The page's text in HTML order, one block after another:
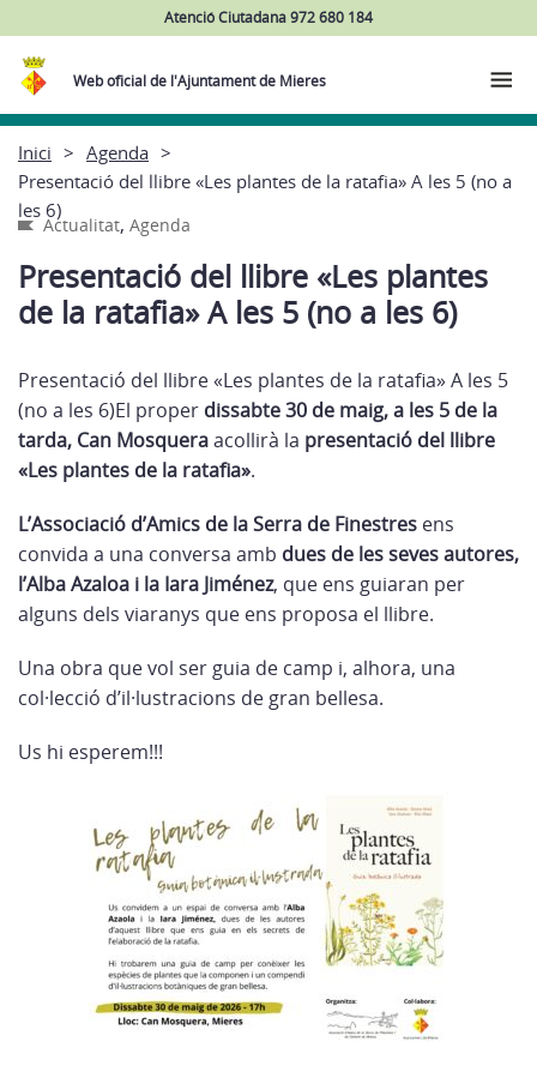
Atenció Ciutadana 972 680 184
Web oficial de l'Ajuntament de Mieres
Inici
Agenda
Presentació del llibre «Les plantes de la ratafia» A les 5 (no a
les 6)
Actualitat, Agenda
Presentació del llibre «Les plantes
de la ratafia» A les 5 (no a les 6)
Presentació del llibre «Les plantes de la ratafia» A les 5
(no a les 6)El proper dissabte 30 de maig, a les 5 de la
tarda, Can Mosqueraacollirà la presentació del llibre
«Les plantes de la ratafia».
L’Associació d’Amics de la Serra de Finestres ens
convida a una conversa amb dues de les seves autores,
l’Alba Azaloa i la Iara Jiménez, que ens guiaran per
alguns dels viaranys que ens proposa el llibre.
Una obra que vol ser guia de camp i, alhora, una
col·lecció d’il·lustracions de gran bellesa.
Us hi esperem!!!